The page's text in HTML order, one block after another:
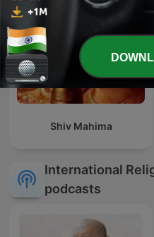
Shiv Mahima
International
podcasts